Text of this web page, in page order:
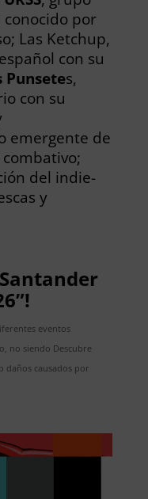
por
Las Ketchup,
con su
Punsetes,
con su
emergente de
del indie-
y
eventos
no siendo Descubre
daños causados por